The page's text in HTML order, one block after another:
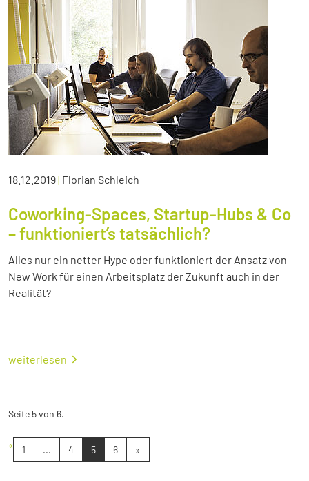
18.12.2019| Florian Schleich
Coworking-Spaces, Startup-Hubs & Co
– funktioniert’s tatsächlich?
Alles nur ein netter Hype oder funktioniert der Ansatz von
New Work für einen Arbeitsplatz der Zukunft auch in der
Realität?
weiterlesen
Seite 5 von 6.
« 1 ... 4 5 6 »